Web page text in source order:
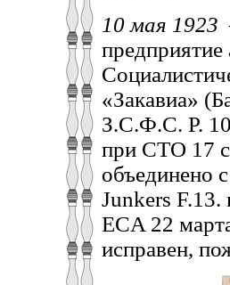
10 мая 1923
предприятие
«Закавиа»
З.С.Ф.С. Р. 10
при СТО 17
объединено
Junkers
ECA 22
исправен,